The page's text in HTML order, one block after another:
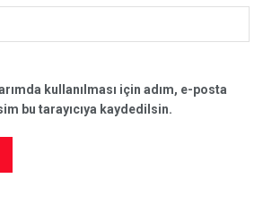
kullanılması için adım, e-posta
bu tarayıcıya kaydedilsin.